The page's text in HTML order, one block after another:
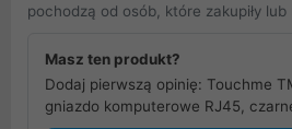
pochodzą od osób, które zakupiły lub
Masz ten produkt?
Dodaj pierwszą opinię: Touchme
gniazdo komputerowe RJ45,